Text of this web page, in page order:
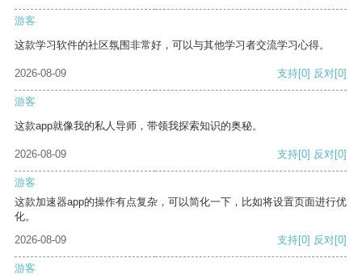
游客
这款学习软件的社区氛围非常好，可以与其他学习者交流学习心得。
2026-08-09 支持[0] 反对[0]
游客
这款app就像我的私人导师，带领我探索知识的奥秘。
2026-08-09 支持[0] 反对[0]
游客
这款加速器app的操作有点复杂，可以简化一下，比如将设置页面进行优
化。
2026-08-09
支持[0] 反对[0]
游客